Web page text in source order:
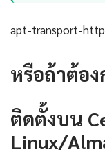
apt-transport-
หรือถ้าต้อ
ติดตั้งบน
Linux/